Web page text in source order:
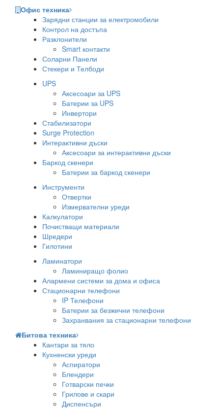
Офис техника
Зарядни станции за електромобили
Контрол на достъпа
Разклонители
Smart контакти
Соларни Панели
Стекери и Телбоди
UPS
Аксесоари за UPS
Батерии за UPS
Инвертори
Стабилизатори
Surge Protection
Интерактивни дъски
Аксесоари за интерактивни дъски
Баркод скенери
Батерии за баркод скенери
Инструменти
Отвертки
Измервателни уреди
Калкулатори
Почистващи материали
Шредери
Гилотини
Ламинатори
Ламиниращо фолио
Алармени системи за дома и офиса
Стационарни телефони
IP Телефони
Батерии за безжични телефони
Захранвания за стационарни телефони
Битова техника
Кантари за тяло
Кухненски уреди
Аспиратори
Блендери
Готварски печки
Грилове и скари
Диспенсъри